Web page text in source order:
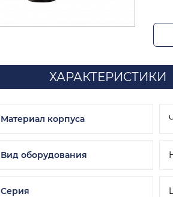
ХАРАКТЕРИСТИКИ
Материал корпуса
Вид оборудования
Серия